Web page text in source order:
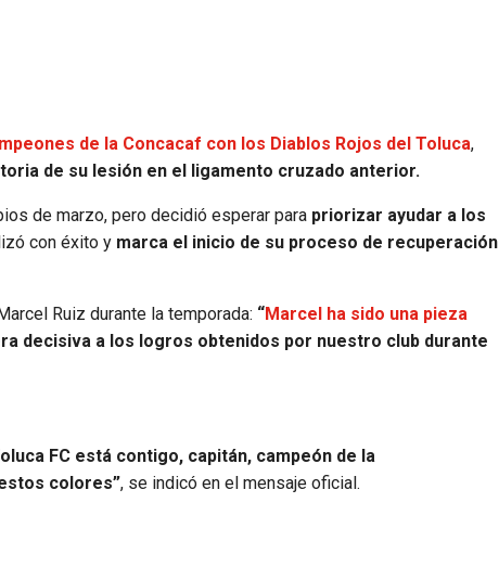
de la Concacaf con los Diablos Rojos del Toluca,
de su lesión en el ligamento cruzado anterior.
de marzo, pero decidió esperar para priorizar ayudar a los
con éxito y marca el inicio de su proceso de recuperación
Ruiz durante la temporada: “Marcel ha sido una pieza
decisiva a los logros obtenidos por nuestro club durante
FC está contigo, capitán, campeón de la
colores”, se indicó en el mensaje oficial.